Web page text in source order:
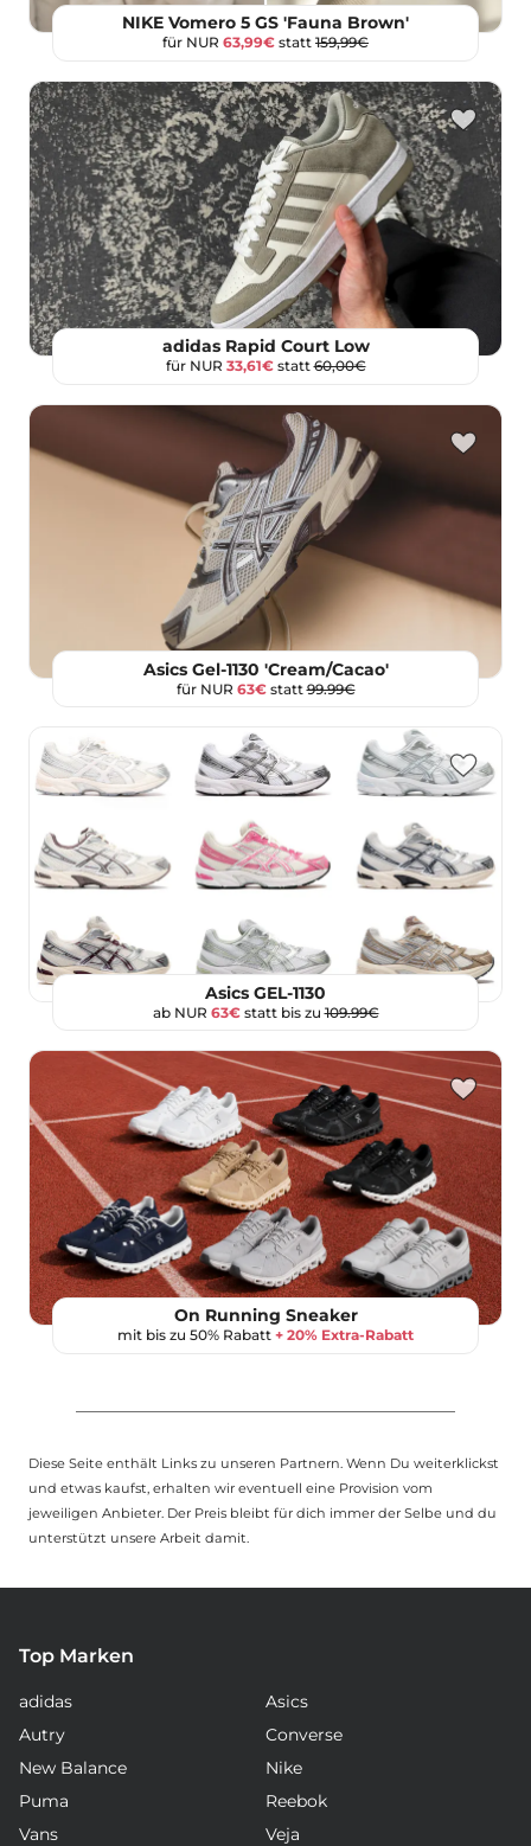
NIKE Vomero 5 GS 'Fauna Brown'
für NUR 63,99€ statt 159,99€
adidas Rapid Court Low
für NUR 33,61€statt60,00€
Asics Gel-1130 'Cream/Cacao'
für NUR 63€statt99.99€
Asics GEL-1130
ab NUR 63€statt bis zu109.99€
On Running Sneaker
mit bis zu 50% Rabatt + 20% Extra-Rabatt
Diese Seite enthält Links zu unseren Partnern. Wenn Du weiterklickst
und etwas kaufst, erhalten wir eventuell eine Provision vom
jeweiligen Anbieter. Der Preis bleibt für dich immer der Selbe und du
unterstützt unsere Arbeit damit.
Top Marken
adidas
Asics
Autry
Converse
New Balance
Nike
Puma
Reebok
Vans
Veja